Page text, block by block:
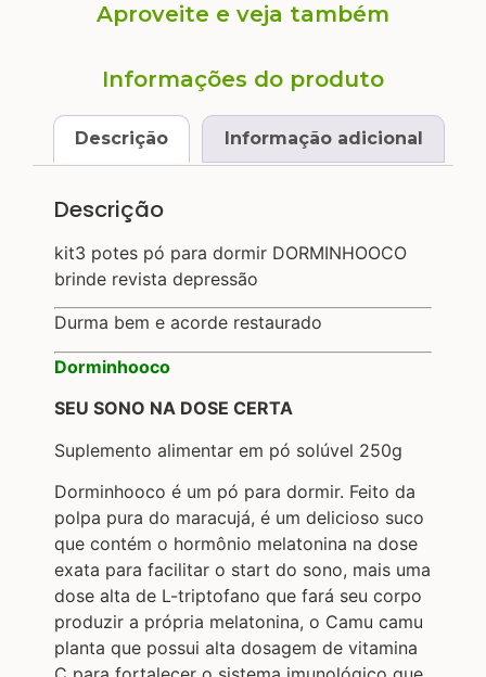
Aproveite e veja também
Informações do produto
Descrição Informação adicional
Descrição
kit3 potes pó para dormir DORMINHOOCO
brinde revista depressão
Durma bem e acorde restaurado
Dorminhooco
SEU SONO NA DOSE CERTA
Suplemento alimentar em pó solúvel 250g
Dorminhooco é um pó para dormir. Feito da
polpa pura do maracujá, é um delicioso suco
que contém o hormônio melatonina na dose
exata para facilitar o start do sono, mais uma
dose alta de L-triptofano que fará seu corpo
produzir a própria melatonina, o Camu camu
planta que possui alta dosagem de vitamina